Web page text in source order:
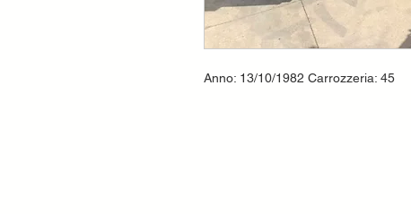
Anno: 13/10/1982 Carrozzeria: 45